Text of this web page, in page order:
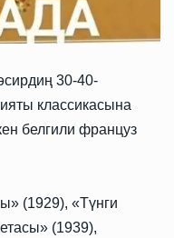
30-40-
классикасына
белгили француз
(1929), «Түнги
(1939),